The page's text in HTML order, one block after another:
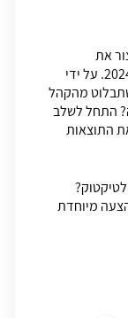
את
הביוגרפיה הטובה ביותר באינסטגרם בשנת 2024. על ידי
מהקהל
התחל לשלב
התוצאות
מיוחדת